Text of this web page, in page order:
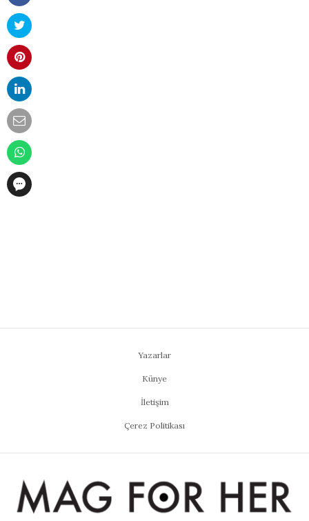
Yazarlar
Künye
İletişim
Çerez Politikası